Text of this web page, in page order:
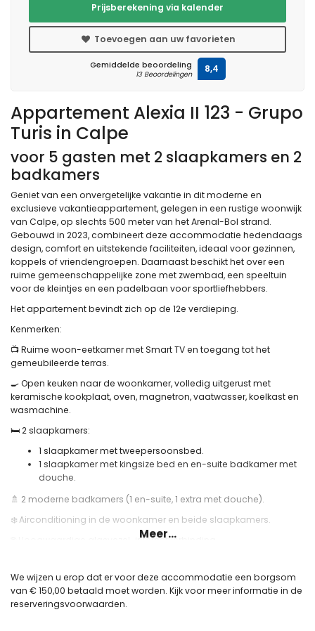
Appartement Alexia II 123 - Grupo
Turis in Calpe
voor 5 gasten met 2 slaapkamers en 2
badkamers
Geniet van een onvergetelijke vakantie in dit moderne en
exclusieve vakantieappartement, gelegen in een rustige woonwijk
van Calpe, op slechts 500 meter van het Arenal-Bol strand.
Gebouwd in 2023, combineert deze accommodatie hedendaags
design, comfort en uitstekende faciliteiten, ideaal voor gezinnen,
koppels of vriendengroepen. Daarnaast beschikt het over een
ruime gemeenschappelijke zone met zwembad, een speeltuin
voor de kleintjes en een padelbaan voor sportliefhebbers.
Het appartement bevindt zich op de 12e verdieping.
Kenmerken:
📺 Ruime woon-eetkamer met Smart TV en toegang tot het
gemeubileerde terras.
🍳 Open keuken naar de woonkamer, volledig uitgerust met
keramische kookplaat, oven, magnetron, vaatwasser, koelkast en
wasmachine.
🛏️ 2 slaapkamers:
1 slaapkamer met tweepersoonsbed.
1 slaapkamer met kingsize bed en en-suite badkamer met
douche.
🚿 2 moderne badkamers (1 en-suite, 1 extra met douche).
❄️ Airconditioning in de woonkamer en beide slaapkamers.
🌐 Hoogwaardige glasvezel-internetverbinding.
🛝 Speeltuin.
🎾 Padelbaan.
Meer...
We wijzen u erop dat er voor deze accommodatie een borgsom
van € 150,00 betaald moet worden. Kijk voor meer informatie in de
reserveringsvoorwaarden.
Prijsberekening via kalender
Toevoegen aan uw favorieten
Gemiddelde beoordeling
13 Beoordelingen 8,4